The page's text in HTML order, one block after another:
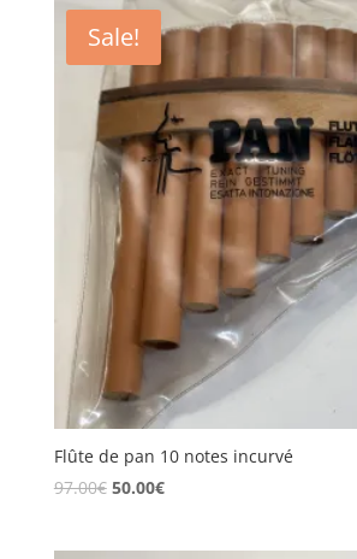
Sale!
Flûte de pan 10 notes incurvé
97.00€ 50.00€